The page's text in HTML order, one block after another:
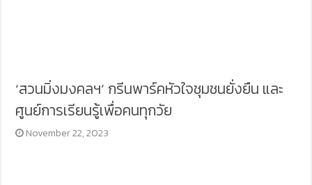
‘สวนมิ่งมงคลฯ’ กรีนพาร์คหัวใจชุมชนยั่งยืน และ
ศูนย์การเรียนรู้เพื่อคนทุกวัย
November 22, 2023